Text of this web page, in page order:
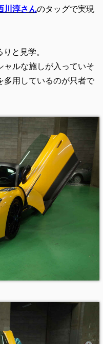
川淳さんのタッグで実現
と見学。
ャルな施しが入っていそ
多用しているのが只者で